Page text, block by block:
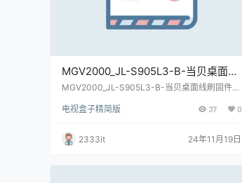
MGV2000_JL-S905L3-B-当贝桌面线
刷固件包-内有教程及短接点(亲测)
MGV2000_JL-S905L3-B-当贝桌面线刷固件
电视盒子精简版
37 0
2333it 24年11月19日